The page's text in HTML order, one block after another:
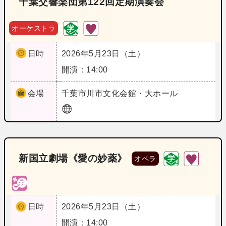
オーケストラ
日時
2026年5月23日（土）
開演：14:00
会場 千葉市川市文化会館・大ホール
新国立劇場《愛の妙薬》 オペラ
日時
2026年5月23日（土）
開演：14:00